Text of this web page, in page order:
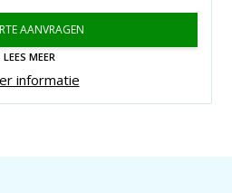
AANVRAGEN
LEES MEER
informatie